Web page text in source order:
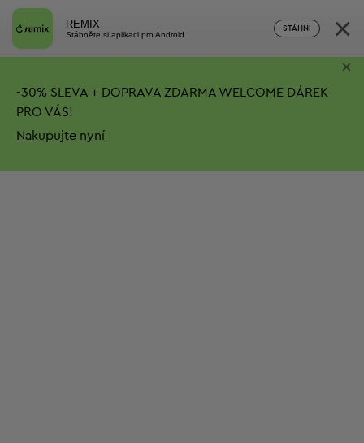
REMIX
Stáhněte si aplikaci pro Android
STÁHNI ×
-30% SLEVA + DOPRAVA ZDARMA WELCOME DÁREK
PRO VÁS!
Nakupujte nyní
×